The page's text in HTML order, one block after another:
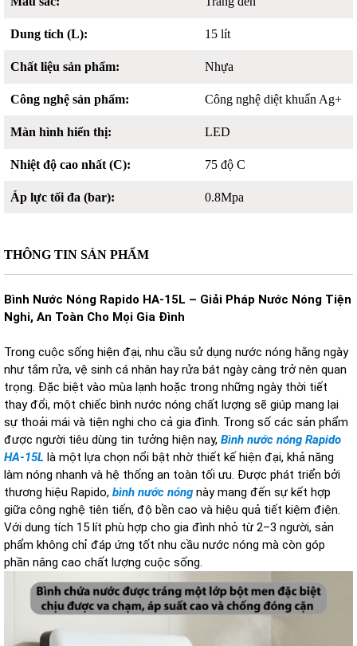
THÔNG TIN SẢN PHẨM
Bình Nước Nóng Rapido HA-15L – Giải Pháp Nước Nóng Tiện
Nghi, An Toàn Cho Mọi Gia Đình
Trong cuộc sống hiện đại, nhu cầu sử dụng nước nóng hằng ngày
như tắm rửa, vệ sinh cá nhân hay rửa bát ngày càng trở nên quan
trọng. Đặc biệt vào mùa lạnh hoặc trong những ngày thời tiết
thay đổi, một chiếc bình nước nóng chất lượng sẽ giúp mang lại
sự thoải mái và tiện nghi cho cả gia đình. Trong số các sản phẩm
được người tiêu dùng tin tưởng hiện nay, Bình nước nóng Rapido
HA-15L là một lựa chọn nổi bật nhờ thiết kế hiện đại, khả năng
làm nóng nhanh và hệ thống an toàn tối ưu. Được phát triển bởi
thương hiệu Rapido, bình nước nóng này mang đến sự kết hợp
giữa công nghệ tiên tiến, độ bền cao và hiệu quả tiết kiệm điện.
Với dung tích 15 lít phù hợp cho gia đình nhỏ từ 2–3 người, sản
phẩm không chỉ đáp ứng tốt nhu cầu nước nóng mà còn góp
phần nâng cao chất lượng cuộc sống.
Dung tích (L): 15 lít
Chất liệu sản phẩm: Nhựa
Công nghệ sản phẩm: Công nghệ diệt khuẩn Ag+
Màn hình hiển thị: LED
Nhiệt độ cao nhất (C): 75 độ C
Áp lực tối đa (bar): 0.8Mpa